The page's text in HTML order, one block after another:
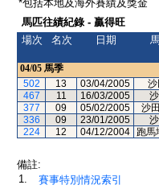
*包括本地及海外賽績及獎金
馬匹往績紀錄 - 贏得旺
場次
名次 日期
04/05 馬季
502
13 03/04/2005 沙
467
11 16/03/2005
377
09 05/02/2005 沙
336
09 23/01/2005
224
12 04/12/2004 跑馬
備註:
1.
賽事特別情況索引